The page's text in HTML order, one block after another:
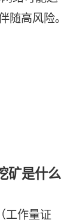
随高风险。
矿是什么
工作量证